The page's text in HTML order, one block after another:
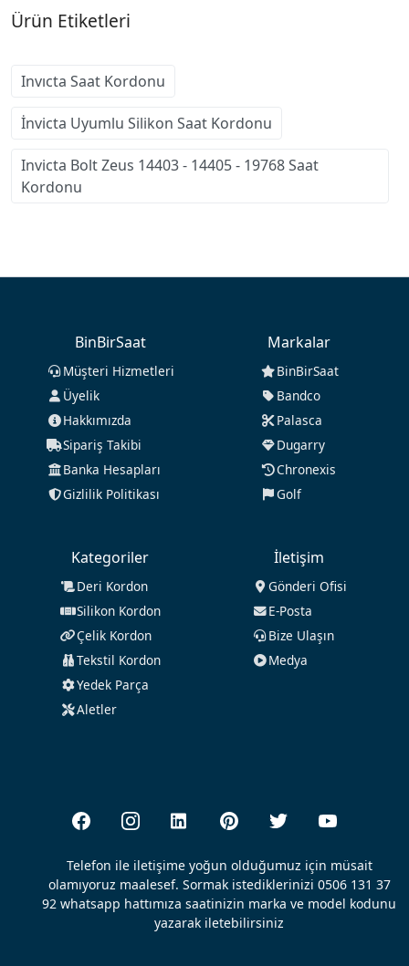
Ürün Etiketleri
Invıcta Saat Kordonu
İnvicta Uyumlu Silikon Saat Kordonu
Invicta Bolt Zeus 14403 - 14405 - 19768 Saat
Kordonu
BinBirSaat
Müşteri Hizmetleri
Üyelik
Hakkımızda
Sipariş Takibi
Banka Hesapları
Gizlilik Politikası
Markalar
BinBirSaat
Bandco
Palasca
Dugarry
Chronexis
Golf
Kategoriler
Deri Kordon
Silikon Kordon
Çelik Kordon
Tekstil Kordon
Yedek Parça
Aletler
İletişim
Gönderi Ofisi
E-Posta
Bize Ulaşın
Medya
Telefon ile iletişime yoğun olduğumuz için müsait
olamıyoruz maalesef. Sormak istediklerinizi 0506 131 37
92 whatsapp hattımıza saatinizin marka ve model kodunu
yazarak iletebilirsiniz